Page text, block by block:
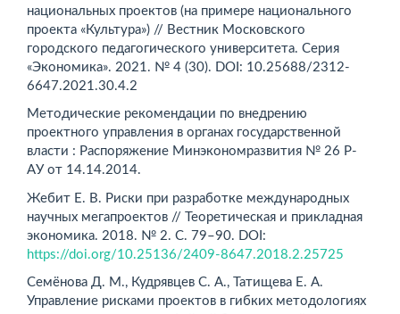
национальных проектов (на примере национального
проекта «Культура») // Вестник Московского
городского педагогического университета. Серия
«Экономика». 2021. № 4 (30). DOI: 10.25688/2312-
6647.2021.30.4.2
Методические рекомендации по внедрению
проектного управления в органах государственной
власти : Распоряжение Минэкономразвития № 26 Р-
АУ от 14.14.2014.
Жебит Е. В. Риски при разработке международных
научных мегапроектов // Теоретическая и прикладная
экономика. 2018. № 2. С. 79–90. DOI:
https://doi.org/10.25136/2409-8647.2018.2.25725
Семёнова Д. М., Кудрявцев С. А., Татищева Е. А.
Управление рисками проектов в гибких методологиях